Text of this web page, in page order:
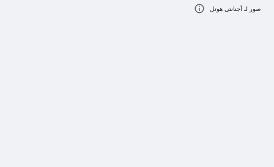
صور لـ أجنانتي هوتل